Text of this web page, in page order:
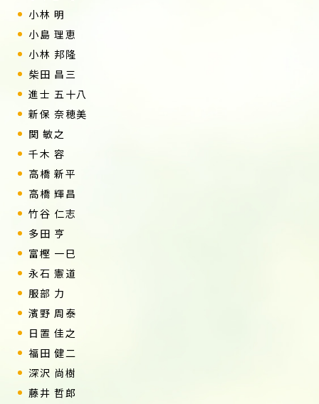
小林 明
小島 理恵
小林 邦隆
柴田 昌三
進士 五十八
新保 奈穂美
関 敏之
千木 容
高橋 新平
高橋 輝昌
竹谷 仁志
多田 亨
富樫 一巳
永石 憲道
服部 力
濱野 周泰
日置 佳之
福田 健二
深沢 尚樹
藤井 哲郎